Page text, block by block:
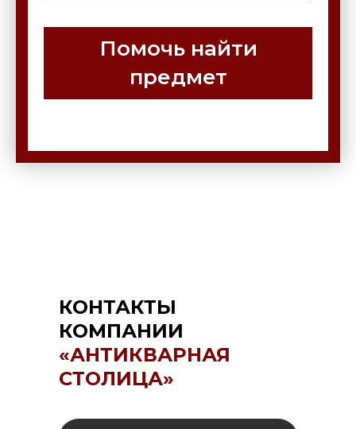
Помочь найти
предмет
КОНТАКТЫ
КОМПАНИИ
«АНТИКВАРНАЯ
СТОЛИЦА»